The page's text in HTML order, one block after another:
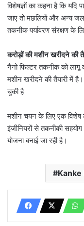
विशेषज्ञों का कहना है कि यदि
जाए तो मछलियों और अन्य
तकनीक पर्यावरण संरक्षण के
करोड़ों की मशीन खरीदने की
नैनो फिल्टर तकनीक को लागू
मशीन खरीदने की तैयारी में
चुकी है
मशीन चयन के लिए एक विशेष
इंजीनियरों से तकनीकी
योजना बनाई जा रही है।
Kanke